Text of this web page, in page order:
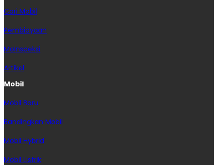
Cari Mobil
Pembiayaan
MoInspeksi
Artikel
Mobil
Mobil Baru
Bandingkan Mobil
Mobil Hybrid
Mobil Listrik